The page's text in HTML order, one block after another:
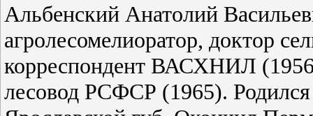
Альбенский Анатолий
агролесомелиоратор, доктор
корреспондент ВАСХНИЛ
лесовод РСФСР (1965). Родился